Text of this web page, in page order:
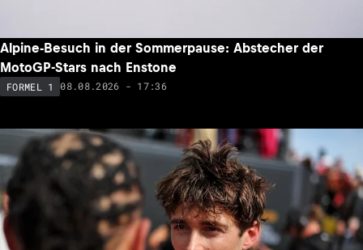
Alpine-Besuch in der Sommerpause: Abstecher der
MotoGP-Stars nach Enstone
FORMEL 1 08.08.2026 - 17:36